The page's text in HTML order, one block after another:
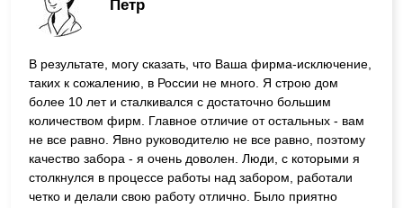
Петр
В результате, могу сказать, что Ваша фирма-исключение,
таких к сожалению, в России не много. Я строю дом
более 10 лет и сталкивался с достаточно большим
количеством фирм. Главное отличие от остальных - вам
не все равно. Явно руководителю не все равно, поэтому
качество забора - я очень доволен. Люди, с которыми я
столкнулся в процессе работы над забором, работали
четко и делали свою работу отлично. Было приятно